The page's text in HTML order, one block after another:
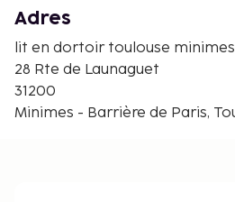
De dichtsbijzijnde luchthaven
(TLS) - 8 km
De volgende kosten dienen
worden betaald. De kosten
toepasselijke belastingen zijn:
Adres
lit en dortoir toulouse minimes
28 Rte de Launaguet
31200
Minimes - Barrière de Paris,